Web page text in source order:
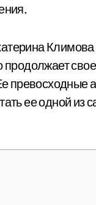
Климова
превосходные
ее одной из